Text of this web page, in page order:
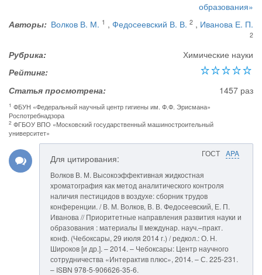
образования»
Авторы: Волков В. М. 1 , Федосеевский В. В. 2 , Иванова Е. П.
2
Рубрика:
Химические науки
Рейтинг:
Статья просмотрена:
1457 раз
1 ФБУН «Федеральный научный центр гигиены им. Ф.Ф. Эрисмана»
Роспотребнадзора
2 ФГБОУ ВПО «Московский государственный машиностроительный
университет»
ГОСТ APA
Для цитирования:
Волков В. М. Высокоэффективная жидкостная
хроматография как метод аналитического контроля
наличия пестицидов в воздухе: сборник трудов
конференции. / В. М. Волков, В. В. Федосеевский, Е. П.
Иванова // Приоритетные направления развития науки и
образования : материалы II междунар. науч.–практ.
конф. (Чебоксары, 29 июля 2014 г.) / редкол.: О. Н.
Широков [и др.]. – 2014. – Чебоксары: Центр научного
сотрудничества «Интерактив плюс», 2014. – С. 225-231.
– ISBN 978-5-906626-35-6.